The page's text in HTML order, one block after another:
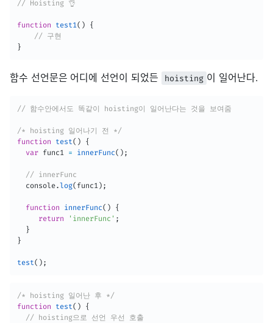
// Hoisting 👌
function test1 ( )
{
// 구현
}
함수 선언문은 어디에 선언이 되었든 hoisting 이 일어난다.
// 함수안에서도 똑같이 hoisting이 일어난다는 것을 보여줌
/* hoisting 일어나기 전 */
function
test( )
{
var func1 = innerFunc( ) ;
// innerFunc
  console
.log( func1 ) ;
function innerFunc( )
{
return
'innerFunc' ;
}
}
test( ) ;
/* hoisting 일어난 후 */
function
test( )
{
// hoisting으로 선언 우선 호출